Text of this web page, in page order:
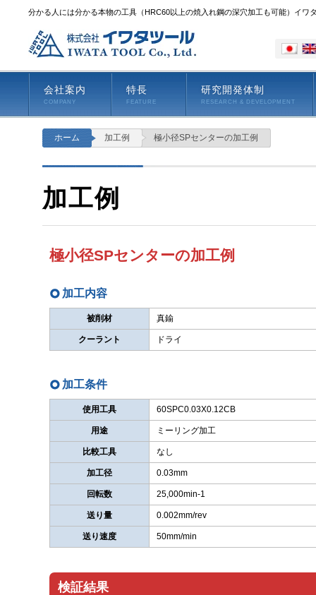
分かる人には分かる本物の工具（HRC60以上の焼入れ鋼の深穴加工も可能）イワ
会社案内
COMPANY
特長
FEATURE
研究開発体制
RESEARCH & DEVELOPMENT
ホーム 加工例 極小径SPセンターの加工例
加工例
極小径SPセンターの加工例
加工内容
被削材 真鍮
クーラント ドライ
加工条件
使用工具 60SPC0.03X0.12CB
用途 ミーリング加工
比較工具 なし
加工径 0.03mm
回転数 25,000min-1
送り量 0.002mm/rev
送り速度 50mm/min
検証結果